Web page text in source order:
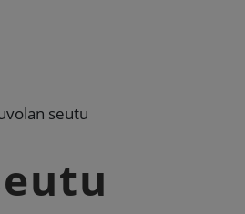
seutu